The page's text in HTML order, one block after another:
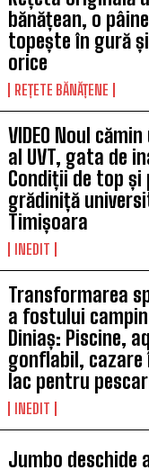
bănățean, o
topește în gură
orice
REȚETE BĂNĂȚENE
VIDEO Noul
al UVT, gata de
Condiții de top și
grădiniță
Timișoara
INEDIT
Transformarea
a fostului
Diniaș: Piscine,
gonflabil, cazare
lac pentru pescari
INEDIT
Jumbo deschide